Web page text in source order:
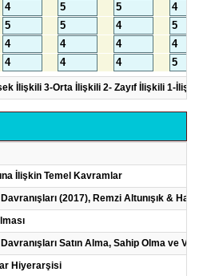
İlişkili 3-Orta İlişkili 2- Zayıf İlişkili 1-
İlişkin Temel Kavramlar
(2017), Remzi Altunışık &
Satın Alma, Sahip Olma ve
Hiyerarşisi